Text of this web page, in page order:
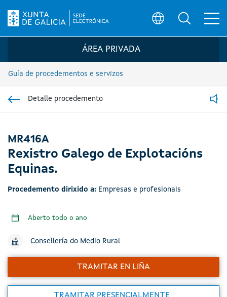
Logo da Sede electrónica da Xunta de
ÁREA PRIVADA
Guía de procedementos e servizos
Detalle procedemento
MR416A
Rexistro Galego de Explotacións
Equinas.
Procedemento dirixido a: Empresas e profesionais
Aberto todo o ano
Consellería do Medio Rural
TRAMITAR EN LIÑA